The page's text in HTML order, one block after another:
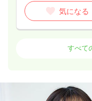
気になる
正看護師
29.1〜32.8万円
※一例
すべて